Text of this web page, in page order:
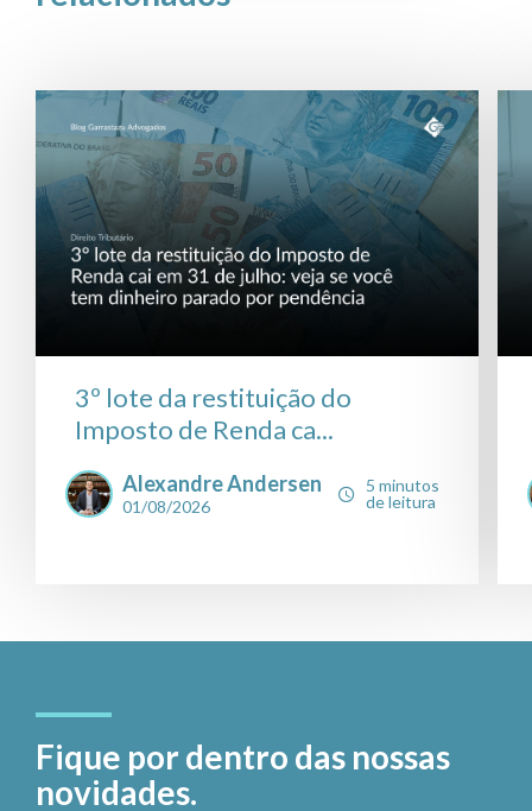
3º lote da restituição do
Imposto de Renda ca...
Alexandre Andersen
01/08/2026
5 minutos
de leitura
Fique por dentro das nossas
novidades.